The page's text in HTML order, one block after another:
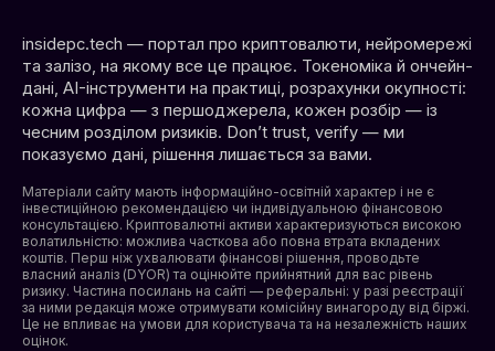
insidepc.tech — портал про криптовалюти, нейромережі
та залізо, на якому все це працює. Токеноміка й ончейн-
дані, AI-інструменти на практиці, розрахунки окупності:
кожна цифра — з першоджерела, кожен розбір — із
чесним розділом ризиків. Don’t trust, verify — ми
показуємо дані, рішення лишається за вами.
Матеріали сайту мають інформаційно-освітній характер і не є
інвестиційною рекомендацією чи індивідуальною фінансовою
консультацією. Криптовалютні активи характеризуються високою
волатильністю: можлива часткова або повна втрата вкладених
коштів. Перш ніж ухвалювати фінансові рішення, проводьте
власний аналіз (DYOR) та оцінюйте прийнятний для вас рівень
ризику. Частина посилань на сайті — реферальні: у разі реєстрації
за ними редакція може отримувати комісійну винагороду від біржі.
Це не впливає на умови для користувача та на незалежність наших
оцінок.